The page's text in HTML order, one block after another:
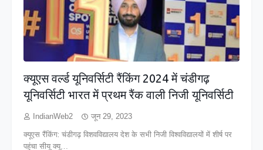
क्यूएस वर्ल्ड यूनिवर्सिटी रैंकिंग 2024 में चंडीगढ़
यूनिवर्सिटी भारत में प्रथम रैंक वाली निजी यूनिवर्सिटी
IndianWeb2 जून 29, 2023
क्यूएस रैंकिंग: चंडीगढ़ विशवविद्यालय देश के सभी निजी विश्वविद्यालयों में शीर्ष पर
पहुंचा सीयू क्यू…